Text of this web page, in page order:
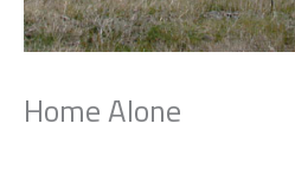
Home Alone